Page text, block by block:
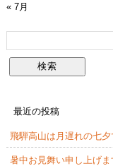
« 7月
最近の投稿
飛騨高山は月遅れの七夕
暑中お見舞い申し上げま